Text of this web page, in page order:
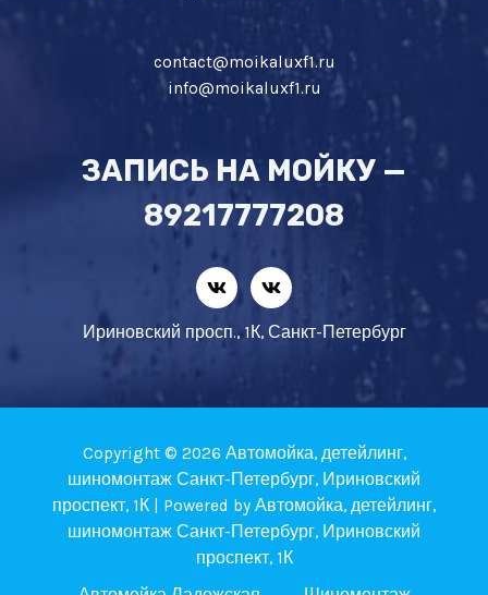
contact@moikaluxf1.ru
info@moikaluxf1.ru
ЗАПИСЬ НА МОЙКУ —
89217777208
Ириновский просп., 1К, Санкт-Петербург
Copyright © 2026 Автомойка, детейлинг,
шиномонтаж Санкт-Петербург, Ириновский
проспект, 1К | Powered by Автомойка, детейлинг,
шиномонтаж Санкт-Петербург, Ириновский
проспект, 1К